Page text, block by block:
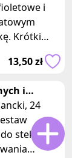
i
Krótki
13,50 zł
i
elem
steków i